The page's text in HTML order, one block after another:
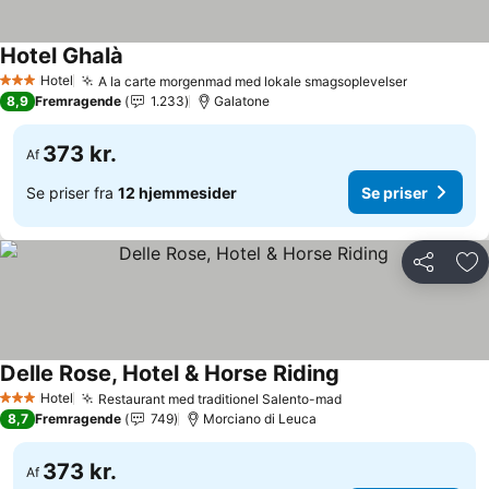
3 StjernerHotel A la carte morgenmad med lokale smagsoplevelserSe priser
Hotel Ghalà
8,9 Fremragende 1.233 Galatone
Af 373 kr.
Se priser fra 12 hjemmesider Se priser
Del
3 StjernerHotel Restaurant med traditionel Salento-madSe priser
Delle Rose, Hotel & Horse Riding
8,7 Fremragende 749 Morciano di Leuca
Af 373 kr.